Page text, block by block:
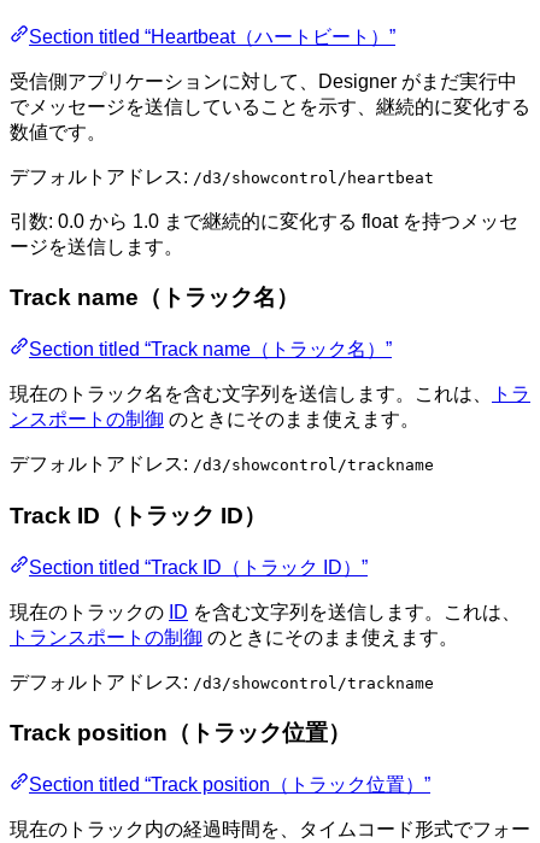
Section titled “Heartbeat（ハートビート）”
受信側アプリケーションに対して、Designer がまだ実行中
でメッセージを送信していることを示す、継続的に変化する
数値です。
デフォルトアドレス: /d3/showcontrol/heartbeat
引数: 0.0 から 1.0 まで継続的に変化する float を持つメッセ
ージを送信します。
Track name（トラック名）
Section titled “Track name（トラック名）”
現在のトラック名を含む文字列を送信します。これは、
トラ
ンスポートの制御 のときにそのまま使えます。
デフォルトアドレス: /d3/showcontrol/trackname
Track ID（トラック ID）
Section titled “Track ID（トラック ID）”
現在のトラックの ID を含む文字列を送信します。これは、
トランスポートの制御 のときにそのまま使えます。
デフォルトアドレス: /d3/showcontrol/trackname
Track position（トラック位置）
Section titled “Track position（トラック位置）”
現在のトラック内の経過時間を、タイムコード形式でフォー